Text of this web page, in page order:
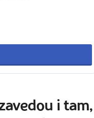
i tam,